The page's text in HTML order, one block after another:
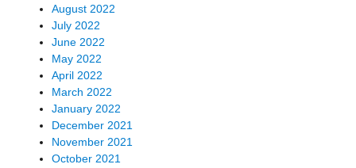
August 2022
July 2022
June 2022
May 2022
April 2022
March 2022
January 2022
December 2021
November 2021
October 2021